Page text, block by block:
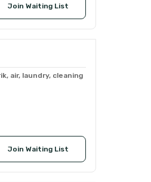
Join Waiting List
air, laundry, cleaning
Join Waiting List